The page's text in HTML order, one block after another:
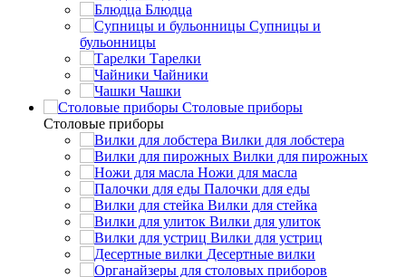
Блюдца
Супницы и
бульонницы
Тарелки
Чайники
Чашки
Cтоловые приборы
Cтоловые приборы
Вилки для лобстера
Вилки для пирожных
Ножи для масла
Палочки для еды
Вилки для стейка
Вилки для улиток
Вилки для устриц
Десертные вилки